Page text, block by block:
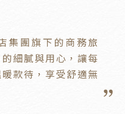
集團旗下的商務旅
細膩與用心，讓每
款待，享受舒適無